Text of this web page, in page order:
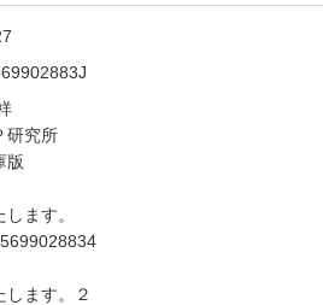
研究所
版
ます。
します。２